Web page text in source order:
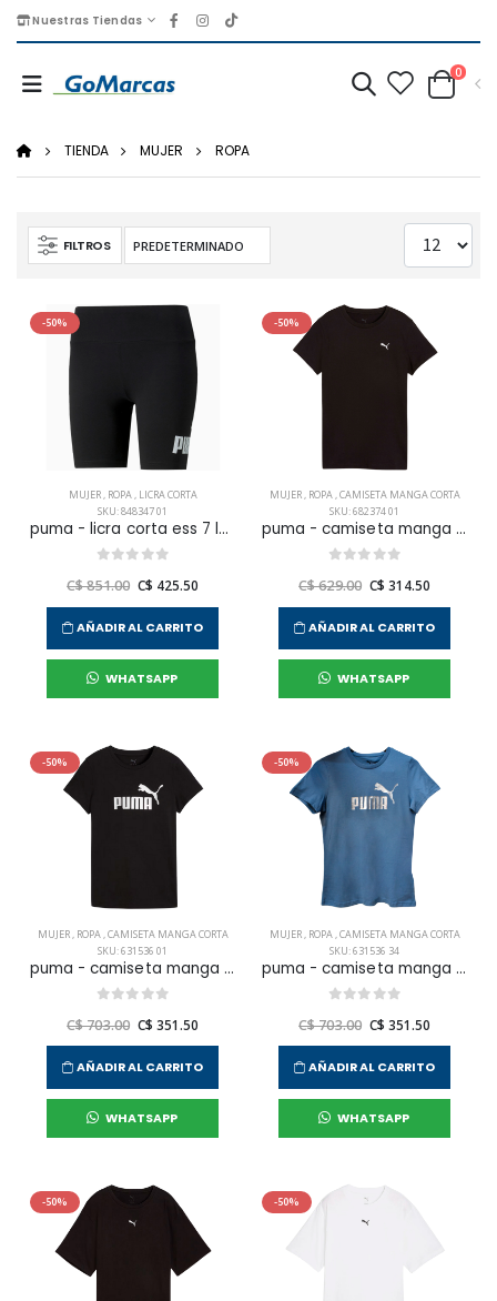
Nuestras Tiendas
0
TIENDA MUJER ROPA
FILTROS
-50%
MUJER, ROPA, LICRA CORTA
SKU: 848347 01
puma - licra corta ess 7 logo para mujer
C$ 851.00 C$ 425.50
AÑADIR AL CARRITO
WHATSAPP
-50%
MUJER, ROPA,CAMISETA MANGA CORTA
SKU: 682374 01
puma - camiseta manga corta ess logo tee para mujer
C$ 629.00 C$ 314.50
AÑADIR AL CARRITO
WHATSAPP
-50%
MUJER, ROPA,CAMISETA MANGA CORTA
SKU: 631536 01
puma - camiseta manga corta ess metallic no. 1 para mujer
C$ 703.00 C$ 351.50
AÑADIR AL CARRITO
WHATSAPP
-50%
MUJER, ROPA,CAMISETA MANGA CORTA
SKU: 631536 34
puma - camiseta manga corta ess metallic no. 1 logo tee para mujer
C$ 703.00 C$ 351.50
AÑADIR AL CARRITO
WHATSAPP
-50% -50%